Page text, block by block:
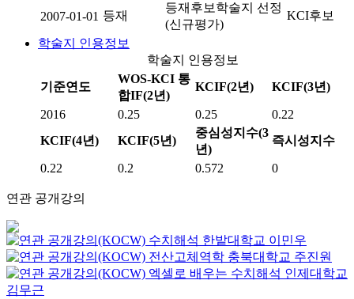
2007-01-01 등재
등재후보학술지 선정
(신규평가)
KCI후보
학술지 인용정보
학술지 인용정보
기준연도
WOS-KCI 통
합IF(2년)
KCIF(2년) KCIF(3년)
2016 0.25 0.25
0.22
KCIF(4년)
KCIF(5년)
중심성지수(3
년)
즉시성지수
0.22 0.2 0.572 0
연관 공개강의
수치해석 한밭대학교 이민우
전산고체역학 충북대학교 주진원
엑셀로 배우는 수치해석 인제대학교
김무근